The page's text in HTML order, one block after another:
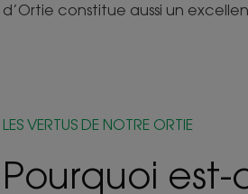
d’Ortie constitue aussi un
LES VERTUS DE NOTRE ORTIE
Pourquoi